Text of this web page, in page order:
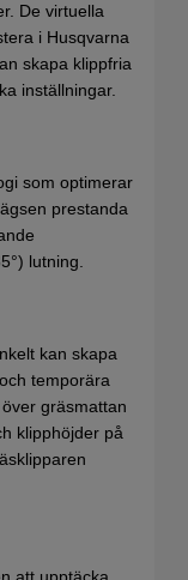
De virtuella
i Husqvarna
skapa klippfria
inställningar.
som optimerar
prestanda
lutning.
kan skapa
temporära
gräsmattan
klipphöjder på